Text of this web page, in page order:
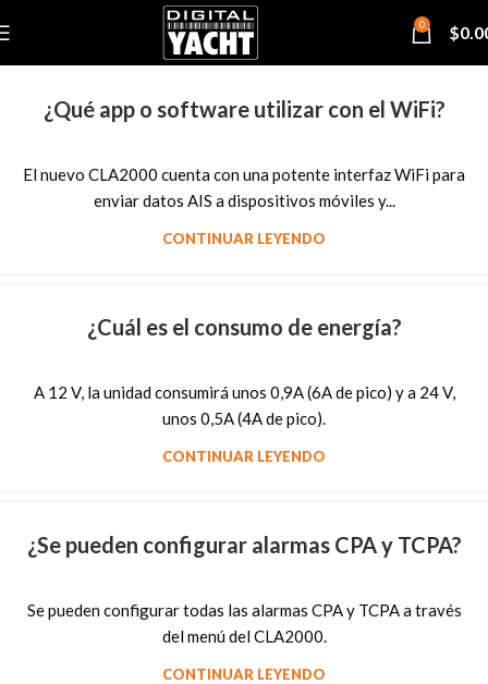
0 $
¿Qué app o software utilizar con el WiFi?
El nuevo CLA2000 cuenta con una potente interfaz WiFi para
enviar datos AIS a dispositivos móviles y...
CONTINUAR LEYENDO
¿Cuál es el consumo de energía?
A 12 V, la unidad consumirá unos 0,9A (6A de pico) y a 24 V,
unos 0,5A (4A de pico).
CONTINUAR LEYENDO
¿Se pueden configurar alarmas CPA y TCPA?
Se pueden configurar todas las alarmas CPA y TCPA a través
del menú del CLA2000.
CONTINUAR LEYENDO